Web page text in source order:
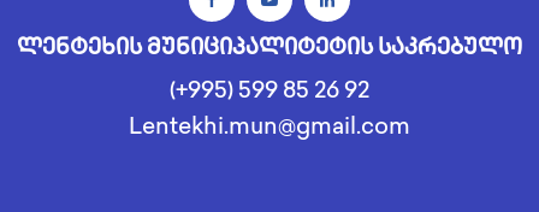
ლენტეხის მუნიციპალიტეტის საკრებულო
(+995) 599 85 26 92
Lentekhi.mun@gmail.com